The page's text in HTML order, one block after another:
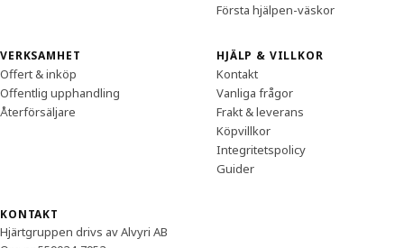
Första hjälpen-väskor
VERKSAMHET
Offert & inköp
Offentlig upphandling
Återförsäljare
HJÄLP & VILLKOR
Kontakt
Vanliga frågor
Frakt & leverans
Köpvillkor
Integritetspolicy
Guider
KONTAKT
Hjärtgruppen drivs av Alvyri AB